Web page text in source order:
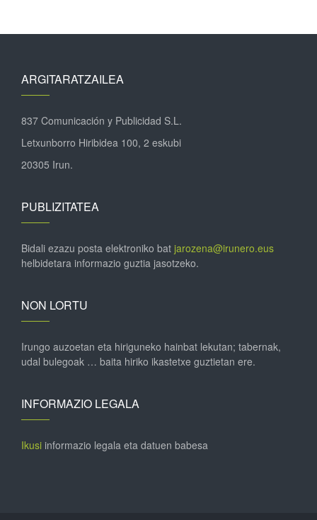
ARGITARATZAILEA
837 Comunicación y Publicidad S.L.
Letxunborro Hiribidea 100, 2 eskubi
20305 Irun.
PUBLIZITATEA
Bidali ezazu posta elektroniko bat jarozena@irunero.eus
helbidetara informazio guztia jasotzeko.
NON LORTU
Irungo auzoetan eta hiriguneko hainbat lekutan; tabernak,
udal bulegoak … baita hiriko ikastetxe guztietan ere.
INFORMAZIO LEGALA
Ikusi informazio legala eta datuen babesa